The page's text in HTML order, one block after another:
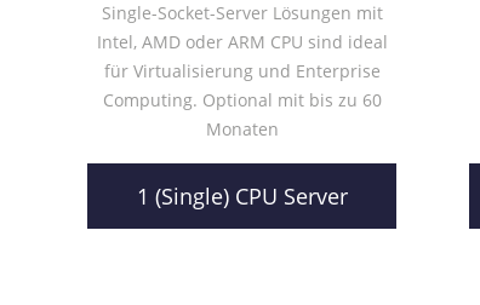
Single-Socket-Server Lösungen mit
Intel, AMD oder ARM CPU sind ideal
für Virtualisierung und Enterprise
Computing. Optional mit bis zu 60
Monaten
1 (Single) CPU Server